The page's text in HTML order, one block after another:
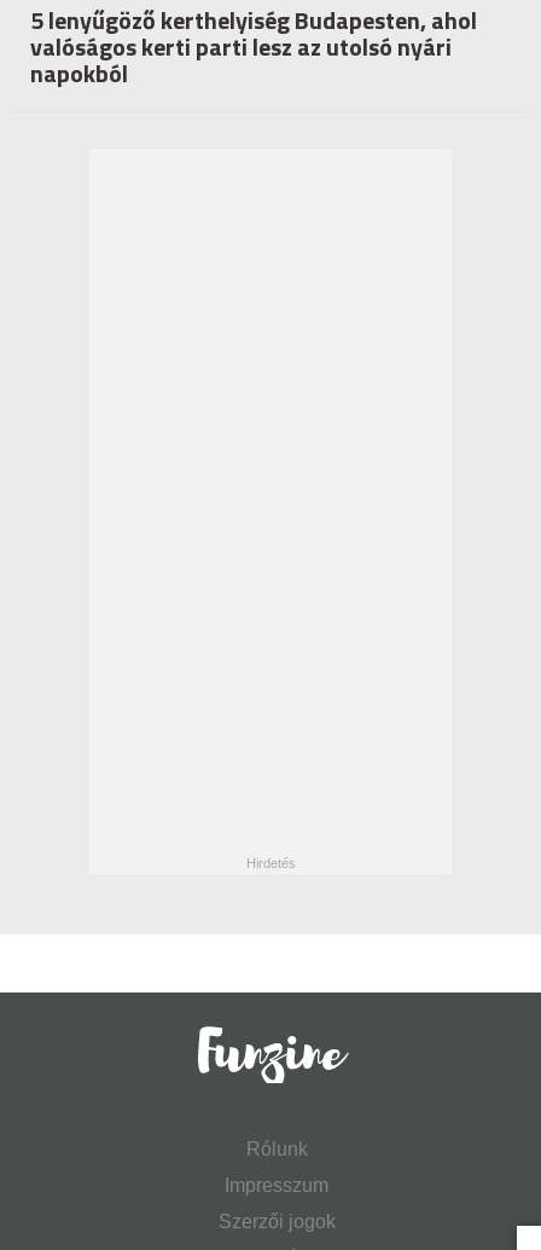
5 lenyűgöző kerthelyiség Budapesten, ahol
valóságos kerti parti lesz az utolsó nyári
napokból
Rólunk
Impresszum
Szerzői jogok